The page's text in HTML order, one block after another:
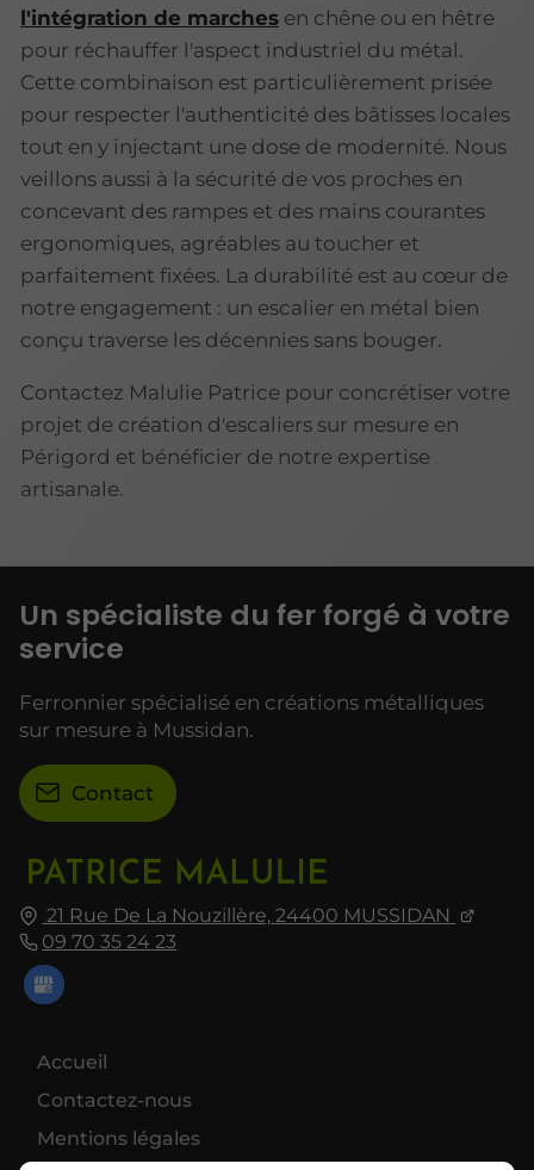
l'intégration de marches en chêne ou en hêtre
pour réchauffer l'aspect industriel du métal.
Cette combinaison est particulièrement prisée
pour respecter l'authenticité des bâtisses locales
tout en y injectant une dose de modernité. Nous
veillons aussi à la sécurité de vos proches en
concevant des rampes et des mains courantes
ergonomiques, agréables au toucher et
parfaitement fixées. La durabilité est au cœur de
notre engagement : un escalier en métal bien
conçu traverse les décennies sans bouger.
Contactez Malulie Patrice pour concrétiser votre
projet de création d'escaliers sur mesure en
Périgord et bénéficier de notre expertise
artisanale.
21 Rue De La Nouzillère, 24400 MUSSIDAN
09 70 35 24 23
Accueil
Contactez-nous
Mentions légales
Un spécialiste du fer forgé à votre
service
Ferronnier spécialisé en créations métalliques
sur mesure à Mussidan.
Contact